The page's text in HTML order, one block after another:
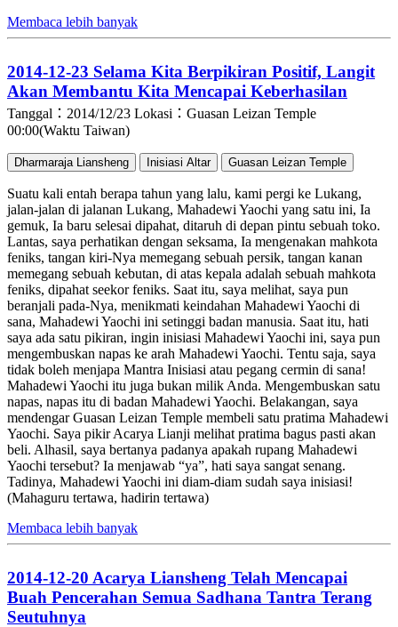
Membaca lebih banyak
2014-12-23 Selama Kita Berpikiran Positif, Langit
Akan Membantu Kita Mencapai Keberhasilan
Tanggal：2014/12/23 Lokasi：Guasan Leizan Temple
00:00(Waktu Taiwan)
Dharmaraja Liansheng Inisiasi Altar Guasan Leizan Temple
Suatu kali entah berapa tahun yang lalu, kami pergi ke Lukang,
jalan-jalan di jalanan Lukang, Mahadewi Yaochi yang satu ini, Ia
gemuk, Ia baru selesai dipahat, ditaruh di depan pintu sebuah toko.
Lantas, saya perhatikan dengan seksama, Ia mengenakan mahkota
feniks, tangan kiri-Nya memegang sebuah persik, tangan kanan
memegang sebuah kebutan, di atas kepala adalah sebuah mahkota
feniks, dipahat seekor feniks. Saat itu, saya melihat, saya pun
beranjali pada-Nya, menikmati keindahan Mahadewi Yaochi di
sana, Mahadewi Yaochi ini setinggi badan manusia. Saat itu, hati
saya ada satu pikiran, ingin inisiasi Mahadewi Yaochi ini, saya pun
mengembuskan napas ke arah Mahadewi Yaochi. Tentu saja, saya
tidak boleh menjapa Mantra Inisiasi atau pegang cermin di sana!
Mahadewi Yaochi itu juga bukan milik Anda. Mengembuskan satu
napas, napas itu di badan Mahadewi Yaochi. Belakangan, saya
mendengar Guasan Leizan Temple membeli satu pratima Mahadewi
Yaochi. Saya pikir Acarya Lianji melihat pratima bagus pasti akan
beli. Alhasil, saya bertanya padanya apakah rupang Mahadewi
Yaochi tersebut? Ia menjawab “ya”, hati saya sangat senang.
Tadinya, Mahadewi Yaochi ini diam-diam sudah saya inisiasi!
(Mahaguru tertawa, hadirin tertawa)
Membaca lebih banyak
2014-12-20 Acarya Liansheng Telah Mencapai
Buah Pencerahan Semua Sadhana Tantra Terang
Seutuhnya